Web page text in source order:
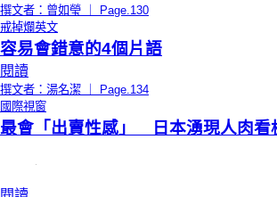
撰文者：曾如瑩 ｜ Page.130
戒掉爛英文
容易會錯意的4個片語
閱讀
撰文者：湯名潔 ｜ Page.134
國際視窗
最會「出賣性感」 日本湧現人肉看